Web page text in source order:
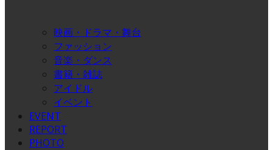
映画・ドラマ・舞台
ファッション
音楽・ダンス
書籍・雑誌
アイドル
イベント
EVENT
REPORT
PHOTO